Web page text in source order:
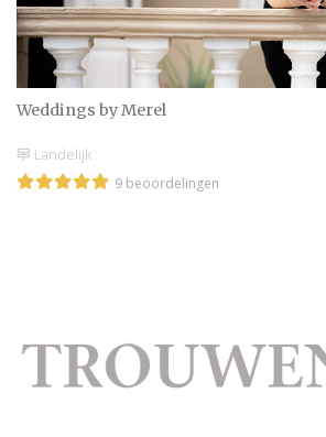
Weddings by Merel
Landelijk
9 beoordelingen